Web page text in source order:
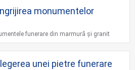
monumentelor
funerare din marmură și granit
unei pietre funerare